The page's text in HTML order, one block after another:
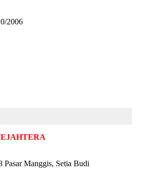
2006
Pasar Manggis, Setia Budi